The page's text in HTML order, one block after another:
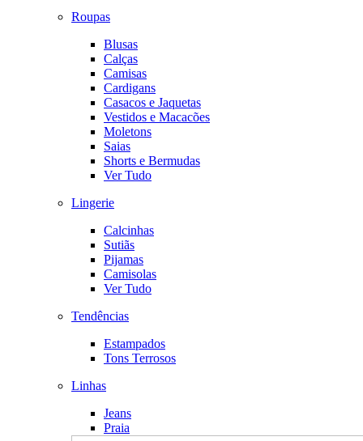
Roupas
Blusas
Calças
Camisas
Cardigans
Casacos e Jaquetas
Vestidos e Macacões
Moletons
Saias
Shorts e Bermudas
Ver Tudo
Lingerie
Calcinhas
Sutiãs
Pijamas
Camisolas
Ver Tudo
Tendências
Estampados
Tons Terrosos
Linhas
Jeans
Praia